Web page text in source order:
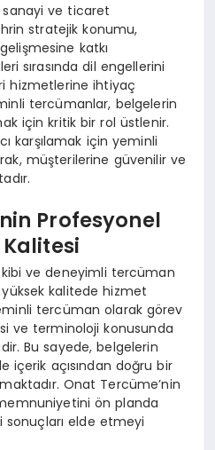
sanayi ve ticaret
stratejik konumu,
katkı
sırasında dil engellerini
hizmetlerine ihtiyaç
tercümanlar, belgelerin
için kritik bir rol üstlenir.
karşılamak için yeminli
müşterilerine güvenilir ve
Profesyonel
ve deneyimli tercüman
kalitede hizmet
tercüman olarak görev
ve terminoloji konusunda
Bu sayede, belgelerin
içerik açısından doğru bir
Onat Tercüme’nin
ön planda
elde etmeyi